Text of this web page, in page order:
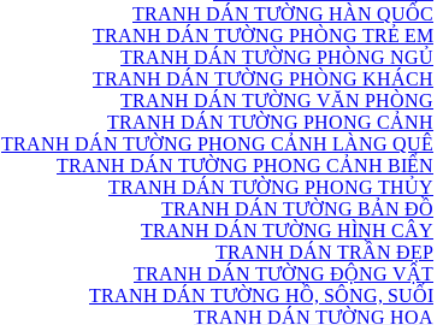
TRANH DÁN TƯỜNG HÀN QUỐC
TRANH DÁN TƯỜNG PHÒNG TRẺ EM
TRANH DÁN TƯỜNG PHÒNG NGỦ
TRANH DÁN TƯỜNG PHÒNG KHÁCH
TRANH DÁN TƯỜNG VĂN PHÒNG
TRANH DÁN TƯỜNG PHONG CẢNH
TRANH DÁN TƯỜNG PHONG CẢNH LÀNG QUÊ
TRANH DÁN TƯỜNG PHONG CẢNH BIỂN
TRANH DÁN TƯỜNG PHONG THỦY
TRANH DÁN TƯỜNG BẢN ĐỒ
TRANH DÁN TƯỜNG HÌNH CÂY
TRANH DÁN TRẦN ĐẸP
TRANH DÁN TƯỜNG ĐỘNG VẬT
TRANH DÁN TƯỜNG HỒ, SÔNG, SUỐI
TRANH DÁN TƯỜNG HOA